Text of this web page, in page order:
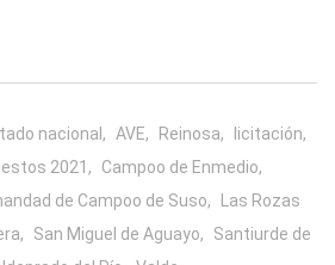
nacional, AVE, Reinosa,
licitación,
2021,
Campoo de Enmedio,
de Campoo de Suso,
Las Rozas
San Miguel de Aguayo,
Santiurde de